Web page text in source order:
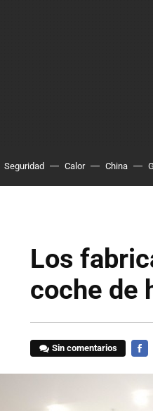
Seguridad Calor China
Los
coche de
Sin comentarios